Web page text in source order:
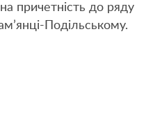
причетність до ряду
Подільському.